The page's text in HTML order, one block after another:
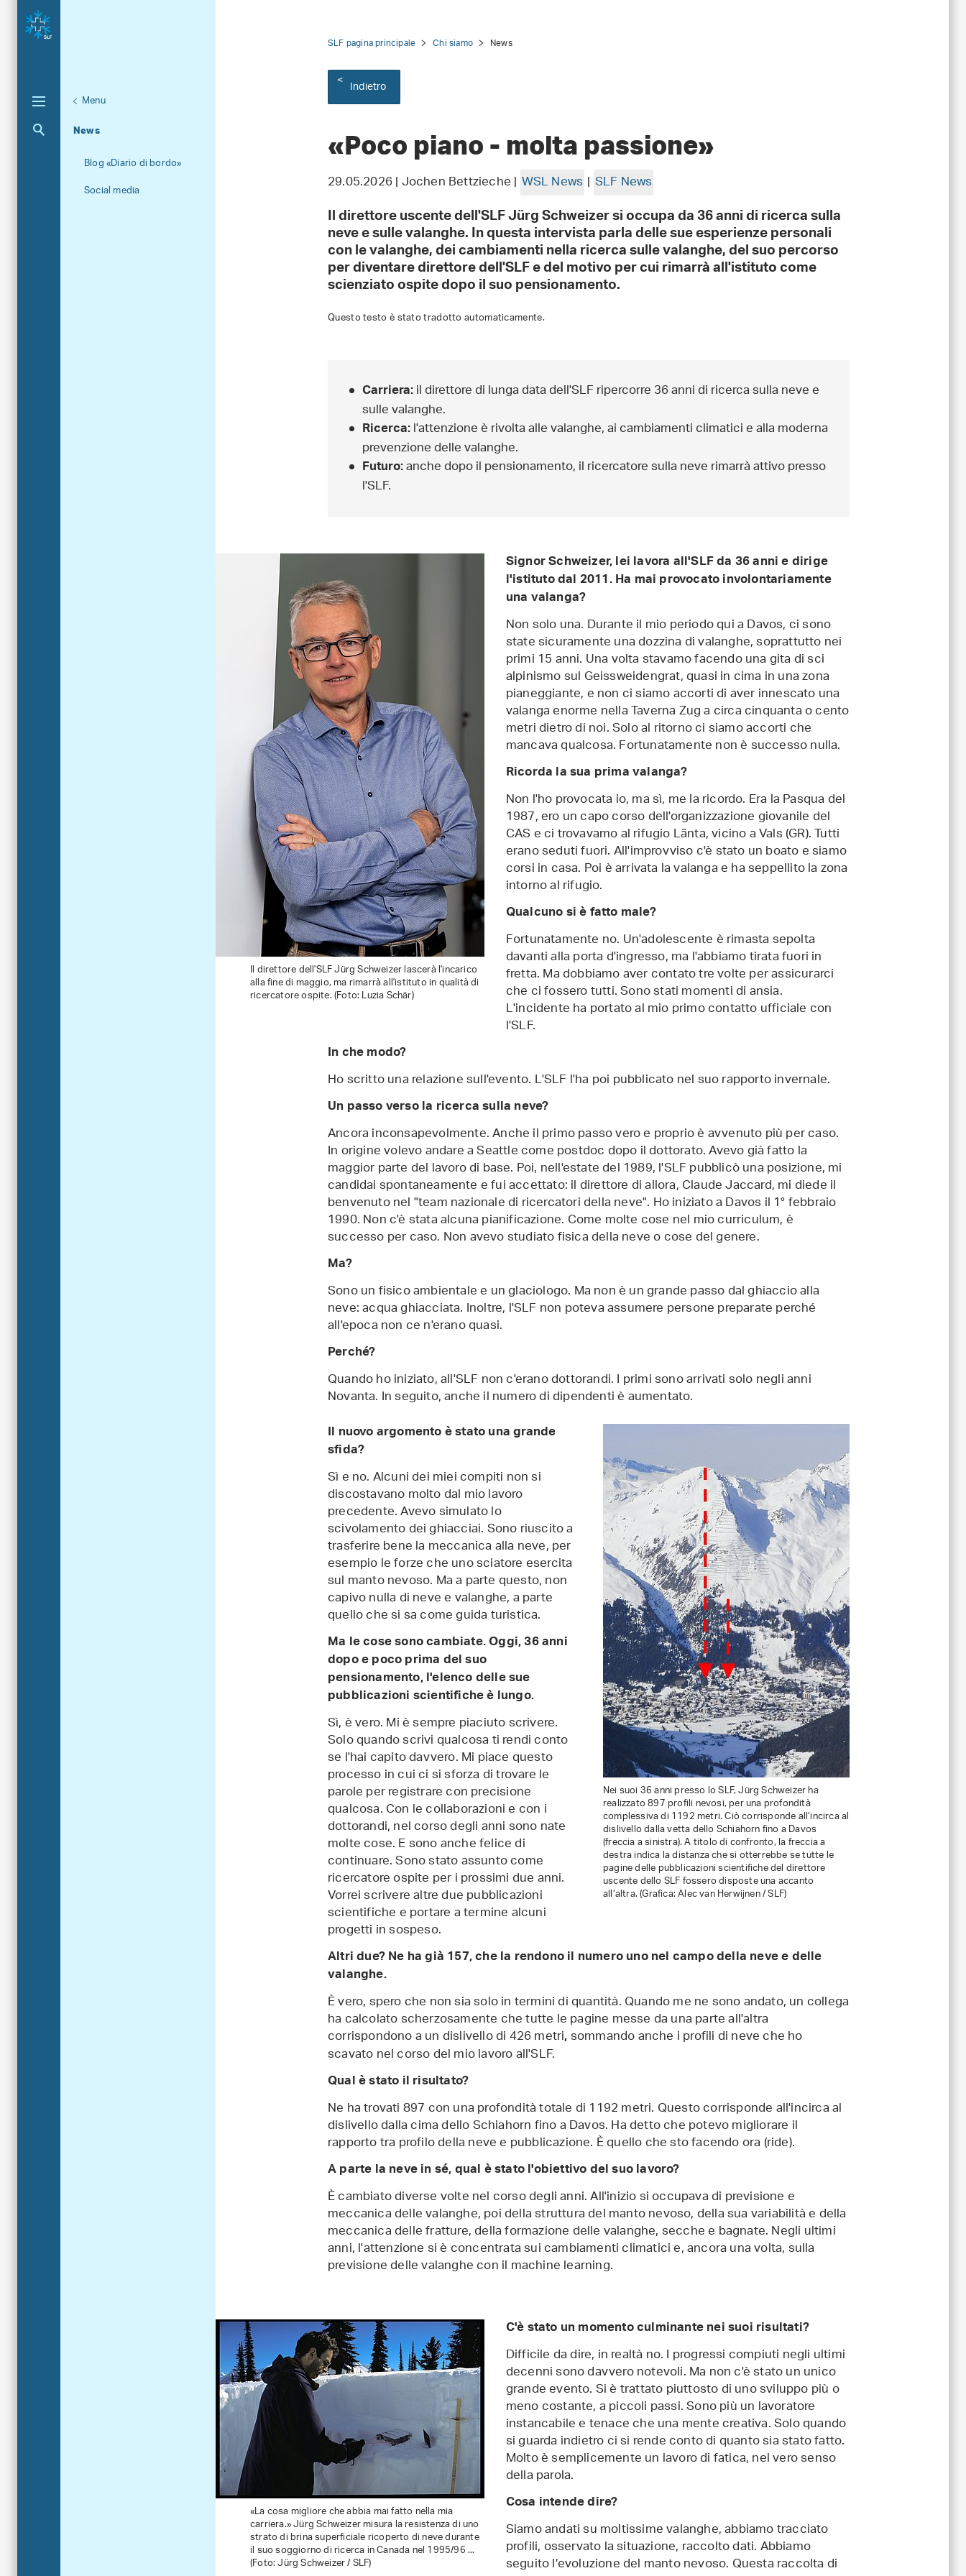
Unternavigation
Menu
News
Aktuelle Navigation
Blog «Diario di bordo»
Social media
SLF pagina principale Chi siamo News
Indietro
«Poco piano - molta passione»
29.05.2026 | Jochen Bettzieche | WSL News | SLF News
Il direttore uscente dell'SLF Jürg Schweizer si occupa da 36 anni di ricerca sulla
neve e sulle valanghe. In questa intervista parla delle sue esperienze personali
con le valanghe, dei cambiamenti nella ricerca sulle valanghe, del suo percorso
per diventare direttore dell'SLF e del motivo per cui rimarrà all'istituto come
scienziato ospite dopo il suo pensionamento.
Questo testo è stato tradotto automaticamente.
Carriera:il direttore di lunga data dell'SLF ripercorre 36 anni di ricerca sulla neve e
sulle valanghe.
Ricerca:l'attenzione è rivolta alle valanghe, ai cambiamenti climatici e alla moderna
prevenzione delle valanghe.
Futuro:anche dopo il pensionamento, il ricercatore sulla neve rimarrà attivo presso
l'SLF.
Il direttore dell'SLF Jürg Schweizer lascerà l'incarico
alla fine di maggio, ma rimarrà all'istituto in qualità di
ricercatore ospite. (Foto: Luzia Schär)
Signor Schweizer, lei lavora all'SLF da 36 anni e dirige
l'istituto dal 2011. Ha mai provocato involontariamente
una valanga?
Non solo una. Durante il mio periodo qui a Davos, ci sono
state sicuramente una dozzina di valanghe, soprattutto nei
primi 15 anni. Una volta stavamo facendo una gita di sci
alpinismo sul Geissweidengrat, quasi in cima in una zona
pianeggiante, e non ci siamo accorti di aver innescato una
valanga enorme nella Taverna Zug a circa cinquanta o cento
metri dietro di noi. Solo al ritorno ci siamo accorti che
mancava qualcosa. Fortunatamente non è successo nulla.
Ricorda la sua prima valanga?
Non l'ho provocata io, ma sì, me la ricordo. Era la Pasqua del
1987, ero un capo corso dell'organizzazione giovanile del
CAS e ci trovavamo al rifugio Länta, vicino a Vals (GR). Tutti
erano seduti fuori. All'improvviso c'è stato un boato e siamo
corsi in casa. Poi è arrivata la valanga e ha seppellito la zona
intorno al rifugio.
Qualcuno si è fatto male?
Fortunatamente no. Un'adolescente è rimasta sepolta
davanti alla porta d'ingresso, ma l'abbiamo tirata fuori in
fretta. Ma dobbiamo aver contato tre volte per assicurarci
che ci fossero tutti. Sono stati momenti di ansia.
L'incidente ha portato al mio primo contatto ufficiale con
l'SLF.
In che modo?
Ho scritto una relazione sull'evento. L'SLF l'ha poi pubblicato nel suo rapporto invernale.
Un passo verso la ricerca sulla neve?
Ancora inconsapevolmente. Anche il primo passo vero e proprio è avvenuto più per caso.
In origine volevo andare a Seattle come postdoc dopo il dottorato. Avevo già fatto la
maggior parte del lavoro di base. Poi, nell'estate del 1989, l'SLF pubblicò una posizione, mi
candidai spontaneamente e fui accettato: il direttore di allora, Claude Jaccard, mi diede il
benvenuto nel "team nazionale di ricercatori della neve". Ho iniziato a Davos il 1° febbraio
1990. Non c'è stata alcuna pianificazione. Come molte cose nel mio curriculum, è
successo per caso. Non avevo studiato fisica della neve o cose del genere.
Ma?
Sono un fisico ambientale e un glaciologo. Ma non è un grande passo dal ghiaccio alla
neve: acqua ghiacciata. Inoltre, l'SLF non poteva assumere persone preparate perché
all'epoca non ce n'erano quasi.
Perché?
Quando ho iniziato, all'SLF non c'erano dottorandi. I primi sono arrivati solo negli anni
Novanta. In seguito, anche il numero di dipendenti è aumentato.
Nei suoi 36 anni presso lo SLF, Jürg Schweizer ha
realizzato 897 profili nevosi, per una profondità
complessiva di 1192 metri. Ciò corrisponde all’incirca al
dislivello dalla vetta dello Schiahorn fino a Davos
(freccia a sinistra). A titolo di confronto, la freccia a
destra indica la distanza che si otterrebbe se tutte le
pagine delle pubblicazioni scientifiche del direttore
uscente dello SLF fossero disposte una accanto
all’altra. (Grafica: Alec van Herwijnen / SLF)
Il nuovo argomento è stato una grande
sfida?
Sì e no. Alcuni dei miei compiti non si
discostavano molto dal mio lavoro
precedente. Avevo simulato lo
scivolamento dei ghiacciai. Sono riuscito a
trasferire bene la meccanica alla neve, per
esempio le forze che uno sciatore esercita
sul manto nevoso. Ma a parte questo, non
capivo nulla di neve e valanghe, a parte
quello che si sa come guida turistica.
Ma le cose sono cambiate. Oggi, 36 anni
dopo e poco prima del suo
pensionamento, l'elenco delle sue
pubblicazioni scientifiche è lungo.
Sì, è vero. Mi è sempre piaciuto scrivere.
Solo quando scrivi qualcosa ti rendi conto
se l'hai capito davvero. Mi piace questo
processo in cui ci si sforza di trovare le
parole per registrare con precisione
qualcosa. Con le collaborazioni e con i
dottorandi, nel corso degli anni sono nate
molte cose. E sono anche felice di
continuare. Sono stato assunto come
ricercatore ospite per i prossimi due anni.
Vorrei scrivere altre due pubblicazioni
scientifiche e portare a termine alcuni
progetti in sospeso.
Altri due? Ne ha già 157, che la rendono il numero uno nel campo della neve e delle
valanghe.
È vero, spero che non sia solo in termini di quantità. Quando me ne sono andato, un collega
ha calcolato scherzosamente che tutte le pagine messe da una parte all'altra
corrispondono a un dislivello di 426 metri,sommando anche i profili di neve che ho
scavato nel corso del mio lavoro all'SLF.
Qual è stato il risultato?
Ne ha trovati 897 con una profondità totale di 1192 metri. Questo corrisponde all'incirca al
dislivello dalla cima dello Schiahorn fino a Davos. Ha detto che potevo migliorare il
rapporto tra profilo della neve e pubblicazione. È quello che sto facendo ora (ride).
A parte la neve in sé, qual è stato l'obiettivo del suo lavoro?
È cambiato diverse volte nel corso degli anni. All'inizio si occupava di previsione e
meccanica delle valanghe, poi della struttura del manto nevoso, della sua variabilità e della
meccanica delle fratture, della formazione delle valanghe, secche e bagnate. Negli ultimi
anni, l'attenzione si è concentrata sui cambiamenti climatici e, ancora una volta, sulla
previsione delle valanghe con il machine learning.
«La cosa migliore che abbia mai fatto nella mia
carriera.» Jürg Schweizer misura la resistenza di uno
strato di brina superficiale ricoperto di neve durante
il suo soggiorno di ricerca in Canada nel 1995/96 ...
(Foto: Jürg Schweizer / SLF)
C'è stato un momento culminante nei suoi risultati?
Difficile da dire, in realtà no. I progressi compiuti negli ultimi
decenni sono davvero notevoli. Ma non c'è stato un unico
grande evento. Si è trattato piuttosto di uno sviluppo più o
meno costante, a piccoli passi. Sono più un lavoratore
instancabile e tenace che una mente creativa. Solo quando
si guarda indietro ci si rende conto di quanto sia stato fatto.
Molto è semplicemente un lavoro di fatica, nel vero senso
della parola.
Cosa intende dire?
Siamo andati su moltissime valanghe, abbiamo tracciato
profili, osservato la situazione, raccolto dati. Abbiamo
seguito l’evoluzione del manto nevoso. Questa raccolta di